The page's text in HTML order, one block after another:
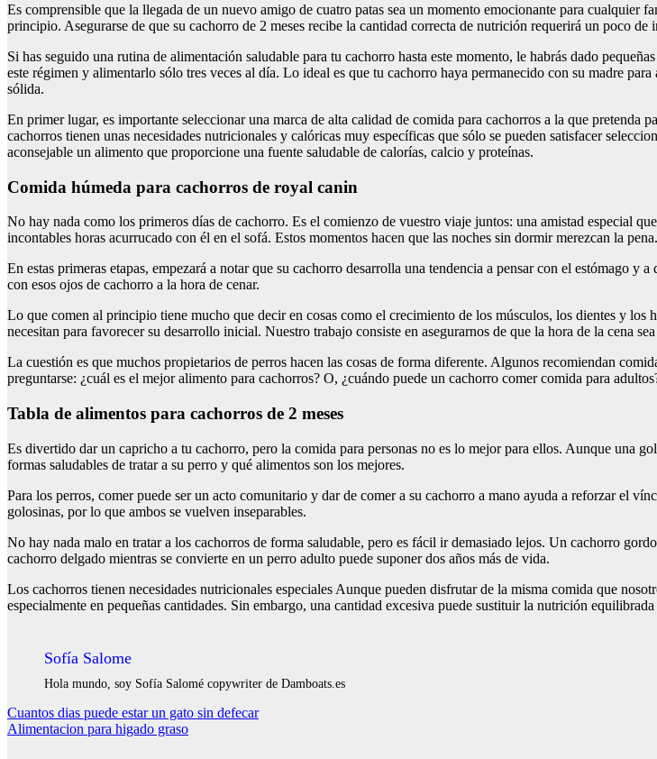
Es comprensible que la llegada de un nuevo amigo de cuatro patas sea un momento emocionante para cualquier
principio. Asegurarse de que su cachorro de 2 meses recibe la cantidad correcta de nutrición requerirá un poco de
Si has seguido una rutina de alimentación saludable para tu cachorro hasta este momento, le habrás dado
este régimen y alimentarlo sólo tres veces al día. Lo ideal es que tu cachorro haya permanecido con su madre
sólida.
En primer lugar, es importante seleccionar una marca de alta calidad de comida para cachorros a la que
cachorros tienen unas necesidades nutricionales y calóricas muy específicas que sólo se pueden satisfacer
aconsejable un alimento que proporcione una fuente saludable de calorías, calcio y proteínas.
Comida húmeda para cachorros de royal canin
No hay nada como los primeros días de cachorro. Es el comienzo de vuestro viaje juntos: una amistad especial
incontables horas acurrucado con él en el sofá. Estos momentos hacen que las noches sin dormir merezcan la pena.
En estas primeras etapas, empezará a notar que su cachorro desarrolla una tendencia a pensar con el estómago
con esos ojos de cachorro a la hora de cenar.
Lo que comen al principio tiene mucho que decir en cosas como el crecimiento de los músculos, los dientes y los
necesitan para favorecer su desarrollo inicial. Nuestro trabajo consiste en asegurarnos de que la hora de la cena
La cuestión es que muchos propietarios de perros hacen las cosas de forma diferente. Algunos recomiendan
preguntarse: ¿cuál es el mejor alimento para cachorros? O, ¿cuándo puede un cachorro comer comida para
Tabla de alimentos para cachorros de 2 meses
Es divertido dar un capricho a tu cachorro, pero la comida para personas no es lo mejor para ellos. Aunque una
formas saludables de tratar a su perro y qué alimentos son los mejores.
Para los perros, comer puede ser un acto comunitario y dar de comer a su cachorro a mano ayuda a reforzar el
golosinas, por lo que ambos se vuelven inseparables.
No hay nada malo en tratar a los cachorros de forma saludable, pero es fácil ir demasiado lejos. Un cachorro
cachorro delgado mientras se convierte en un perro adulto puede suponer dos años más de vida.
Los cachorros tienen necesidades nutricionales especiales Aunque pueden disfrutar de la misma comida que
especialmente en pequeñas cantidades. Sin embargo, una cantidad excesiva puede sustituir la nutrición equilibrada
Sofía Salome
Hola mundo, soy Sofía Salomé copywriter de Damboats.es
Navegación
de
Cuantos dias puede estar un gato sin defecar
Alimentacion para higado graso